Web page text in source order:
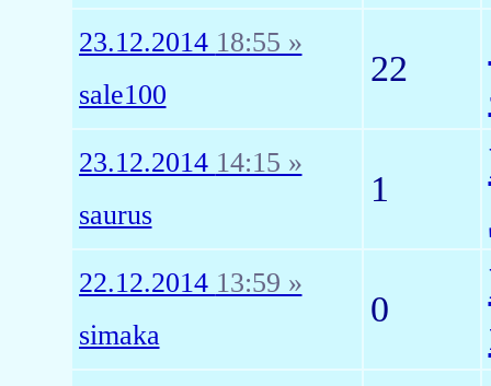
23.12.2014 18:55 »
sale100
22
23.12.2014 14:15 »
saurus
1
22.12.2014 13:59 »
simaka
0